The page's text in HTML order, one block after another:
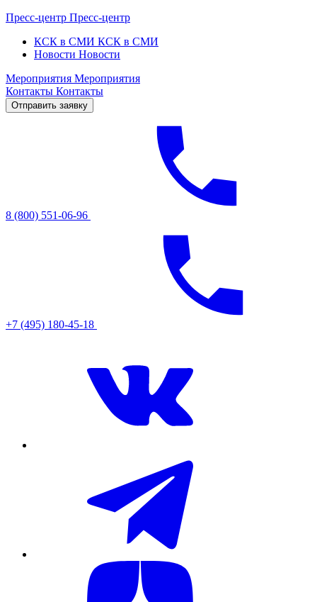
Пресс-центр Пресс-центр
КСК в СМИ КСК в СМИ
Новости Новости
Мероприятия Мероприятия
Контакты Контакты
Отправить заявку
8 (800) 551-06-96
+7 (495) 180-45-18